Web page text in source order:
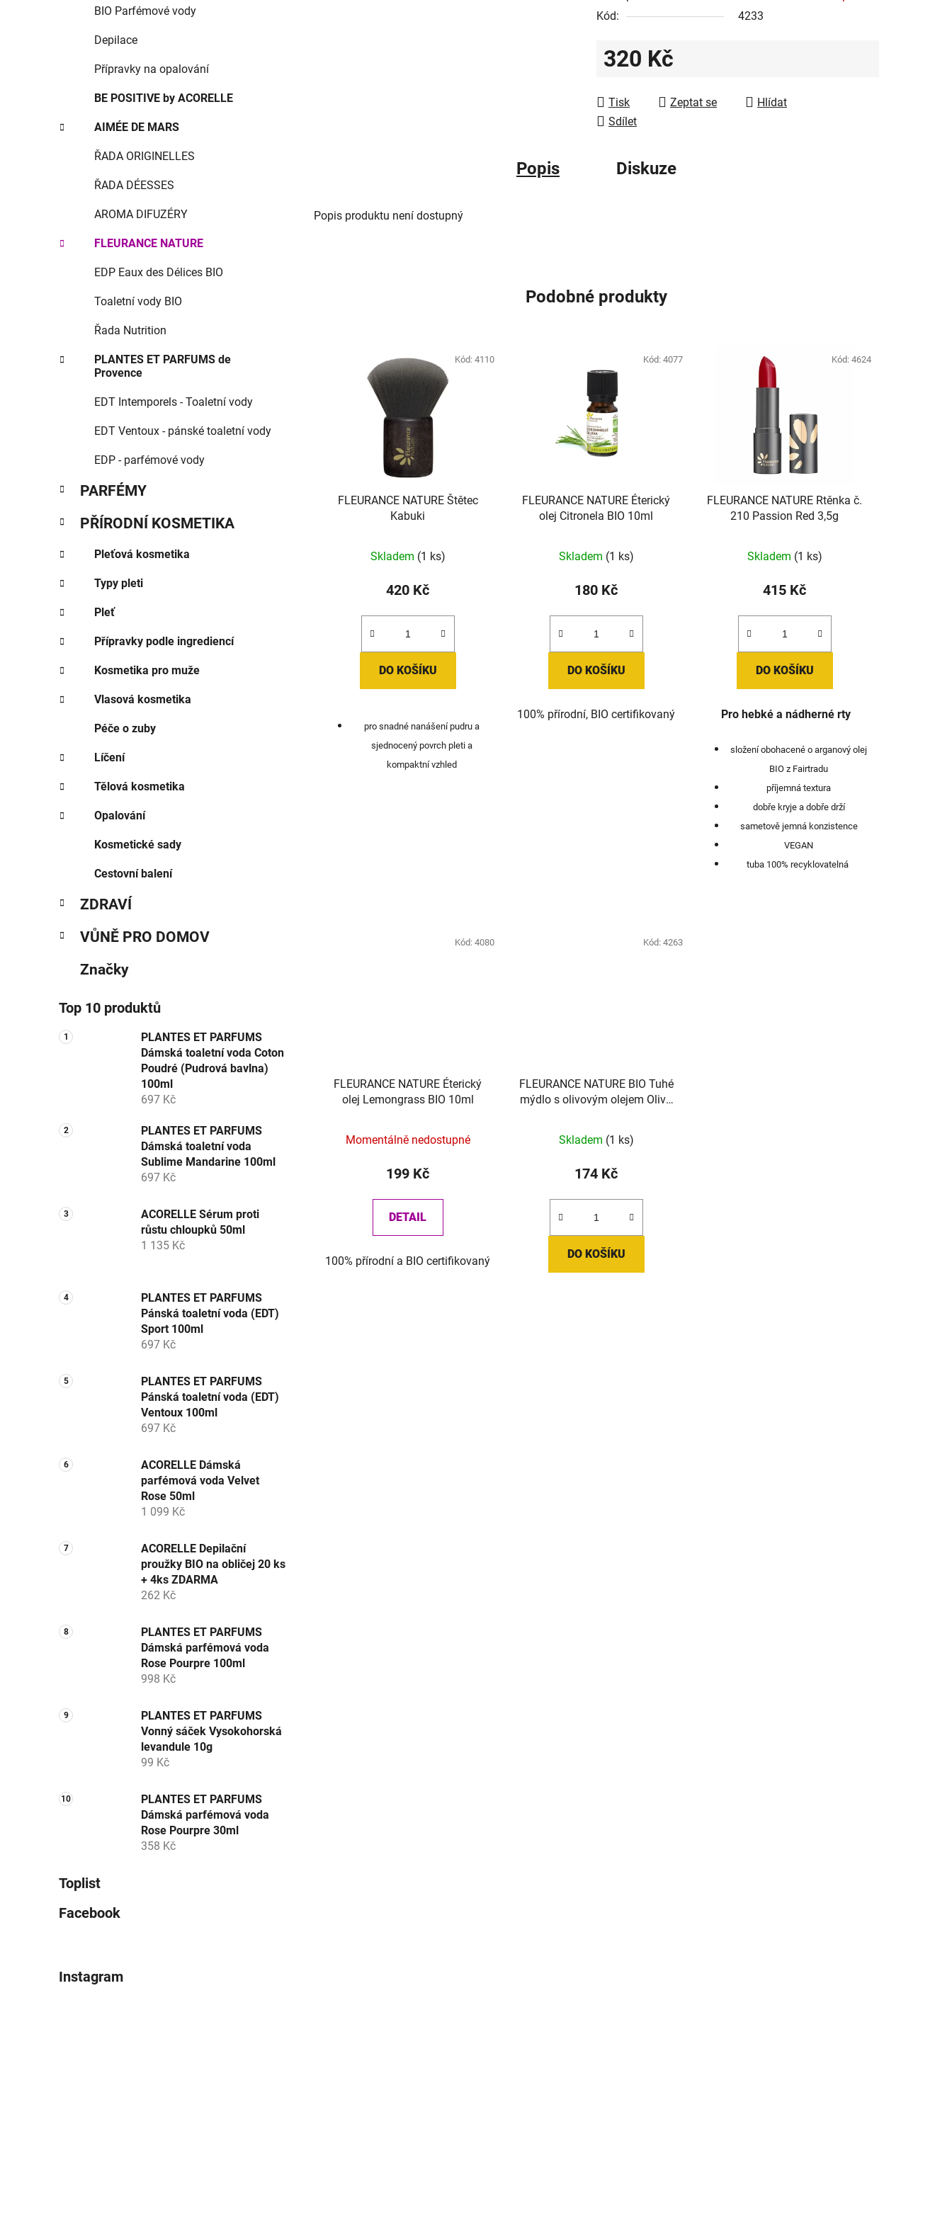
BIO Parfémové vody
Depilace
Přípravky na opalování
BE POSITIVE by ACORELLE
AIMÉE DE MARS
ŘADA ORIGINELLES
ŘADA DÉESSES
AROMA DIFUZÉRY
FLEURANCE NATURE
EDP Eaux des Délices BIO
Toaletní vody BIO
Řada Nutrition
PLANTES ET PARFUMS de
Provence
EDT Intemporels - Toaletní vody
EDT Ventoux - pánské toaletní vody
EDP - parfémové vody
PARFÉMY
PŘÍRODNÍ KOSMETIKA
Pleťová kosmetika
Typy pleti
Pleť
Přípravky podle ingrediencí
Kosmetika pro muže
Vlasová kosmetika
Péče o zuby
Líčení
Tělová kosmetika
Opalování
Kosmetické sady
Cestovní balení
ZDRAVÍ
VŮNĚ PRO DOMOV
Značky
Top 10 produktů
PLANTES ET PARFUMS
Dámská toaletní voda Coton
Poudré (Pudrová bavlna)
100ml
697 Kč
PLANTES ET PARFUMS
Dámská toaletní voda
Sublime Mandarine 100ml
697 Kč
ACORELLE Sérum proti
růstu chloupků 50ml
1 135 Kč
PLANTES ET PARFUMS
Pánská toaletní voda (EDT)
Sport 100ml
697 Kč
PLANTES ET PARFUMS
Pánská toaletní voda (EDT)
Ventoux 100ml
697 Kč
ACORELLE Dámská
parfémová voda Velvet
Rose 50ml
1 099 Kč
ACORELLE Depilační
proužky BIO na obličej 20 ks
+ 4ks ZDARMA
262 Kč
PLANTES ET PARFUMS
Dámská parfémová voda
Rose Pourpre 100ml
998 Kč
PLANTES ET PARFUMS
Vonný sáček Vysokohorská
levandule 10g
99 Kč
PLANTES ET PARFUMS
Dámská parfémová voda
Rose Pourpre 30ml
358 Kč
Toplist
Facebook
Instagram
0,0
Kód:
4233
320 Kč
Tisk
Zeptat se
Hlídat
Sdílet
Popis Diskuze
Popis produktu není dostupný
Podobné produkty
FLEURANCE NATURE Štětec
Kabuki
Skladem (1 ks)
420 Kč
DO KOŠÍKU
pro snadné nanášení pudru a
sjednocený povrch pleti a
kompaktní vzhled
Kód: 4110
FLEURANCE NATURE Éterický
olej Citronela BIO 10ml
Skladem (1 ks)
180 Kč
DO KOŠÍKU
100% přírodní, BIO certifikovaný
Kód: 4077
FLEURANCE NATURE Rtěnka č.
210 Passion Red 3,5g
Skladem (1 ks)
415 Kč
DO KOŠÍKU
Pro hebké a nádherné rty
složení obohacené o arganový olej
BIO z Fairtradu
příjemná textura
dobře kryje a dobře drží
sametově jemná konzistence
VEGAN
tuba 100% recyklovatelná
Kód: 4624
FLEURANCE NATURE Éterický
olej Lemongrass BIO 10ml
Momentálně nedostupné
199 Kč
DETAIL
100% přírodní a BIO certifikovaný
Kód: 4080
FLEURANCE NATURE BIO Tuhé
mýdlo s olivovým olejem Oliva
Skladem (1 ks)
174 Kč
DO KOŠÍKU
Kód: 4263